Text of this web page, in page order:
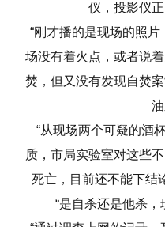
仪，投影仪
“刚才播的是现场的照
场没有着火点，或者说
焚，但又没有发现自焚
油
“从现场两个可疑的酒
质，市局实验室对这些
死亡，目前还不能下结
“是自杀还是他杀，